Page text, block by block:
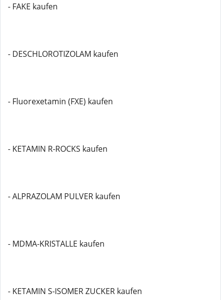
- FAKE kaufen
- DESCHLOROTIZOLAM kaufen
- Fluorexetamin (FXE) kaufen
- KETAMIN R-ROCKS kaufen
- ALPRAZOLAM PULVER kaufen
- MDMA-KRISTALLE kaufen
- KETAMIN S-ISOMER ZUCKER kaufen